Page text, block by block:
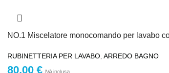
NO.1 Miscelatore monocomando per lavabo
RUBINETTERIA PER LAVABO ARREDO BAGNO
80,00 € IVA inclusa